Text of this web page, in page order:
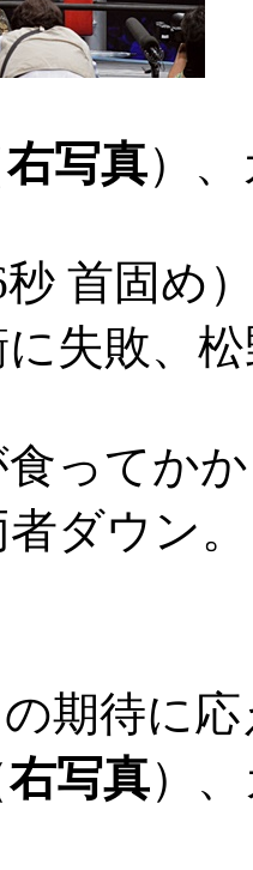
右写真）
首固め
失敗、
ってか
ダウン
期待に
右写真）